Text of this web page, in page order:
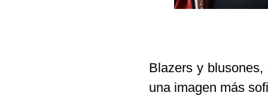
Blazers y blusones,
una imagen más